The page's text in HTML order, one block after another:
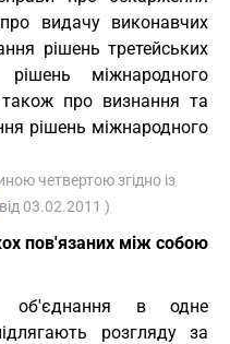
видачу виконавчих
рішень третейських
міжнародного
також про визнання та
рішень міжнародного
четвертою згідно із
від 03.02.2011 )
пов'язаних між собою
об'єднання в одне
розгляду за